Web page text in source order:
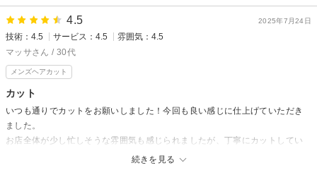
2025年7月24日
4.5
技術：4.5 サービス：4.5
雰囲気：4.5
マッサさん / 30代
メンズヘアカット
カット
続きを見る
いつも通りでカットをお願いしました！今回も良い感じに仕上げていただき
ました。
お店全体が少し忙しそうな雰囲気も感じられましたが、丁寧にカットしてい